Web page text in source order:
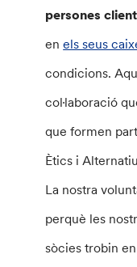
persones
enels seus
condicions.
col·laboració
que formen
Ètics i
La nostra
perquè les
sòcies trobin